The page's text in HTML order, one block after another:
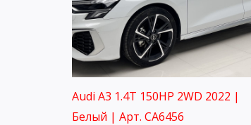
Audi A3 1.4T 150HP 2WD 2022 |
Белый | Арт. CA6456